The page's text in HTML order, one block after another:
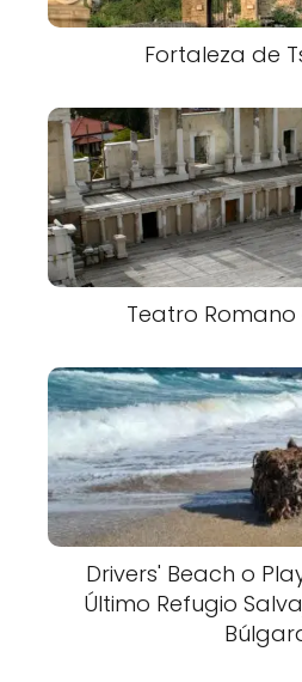
Fortaleza de
Teatro Romano
Drivers' Beach o
Último Refugio